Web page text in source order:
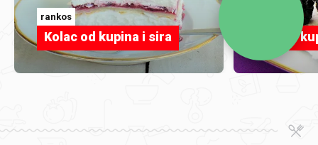
rankos
Kolac od kupina i sira Pita s